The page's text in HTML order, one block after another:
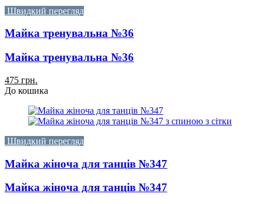
Швидкий перегляд
Майка тренувальна №36
Майка тренувальна №36
475 грн.
До кошика
Швидкий перегляд
Майка жіноча для танців №347
Майка жіноча для танців №347